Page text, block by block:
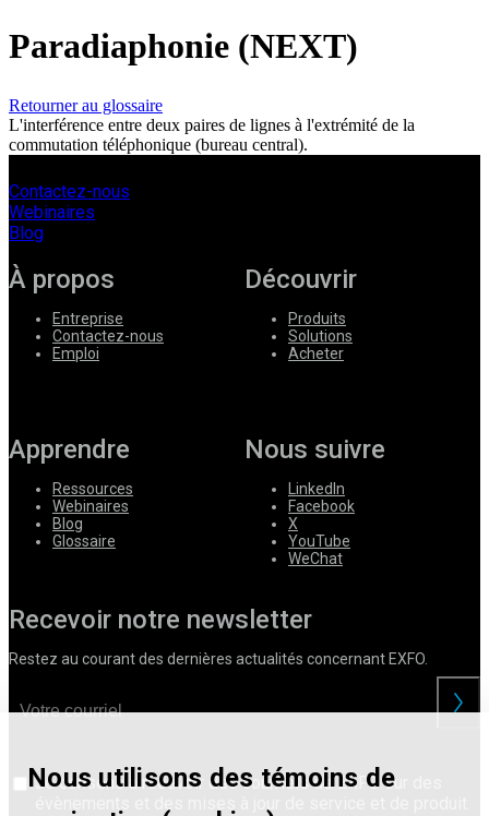
Nous utilisons des témoins de
nous
S'enregistrer
Se
Entreprise
Partenaires
Fournisseurs
Paradiaphonie (NEXT)
Retourner au glossaire
L'interférence entre deux paires de lignes à l'extrémité de la
commutation téléphonique (bureau central).
Contactez-nous
Webinaires
Blog
À propos
Entreprise
Contactez-nous
Emploi
Découvrir
Produits
Solutions
Acheter
Apprendre
Ressources
Webinaires
Blog
Glossaire
Nous suivre
LinkedIn
Facebook
X
YouTube
WeChat
Recevoir notre newsletter
Restez au courant des dernières actualités concernant EXFO.
Je consens à recevoir des courriels de EXFO sur des